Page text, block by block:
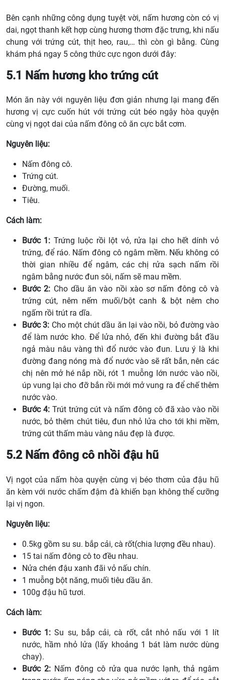
Bên cạnh những công dụng tuyệt vời, nấm hương còn có vị
dai, ngọt thanh kết hợp cùng hương thơm đặc trưng, khi nấu
chung với trứng cút, thịt heo, rau,… thì còn gì bằng. Cùng
khám phá ngay 5 công thức cực ngon dưới đây:
5.1 Nấm hương kho trứng cút
Món ăn này với nguyên liệu đơn giản nhưng lại mang đến
hương vị cực cuốn hút với trứng cút béo ngậy hòa quyện
cùng vị ngọt dai của nấm đông cô ăn cực bắt cơm.
Nguyên liệu:
Nấm đông cô.
Trứng cút.
Đường, muối.
Tiêu.
Cách làm:
Bước 1: Trứng luộc rồi lột vỏ, rửa lại cho hết dính vỏ
trứng, để ráo. Nấm đông cô ngâm mềm. Nếu không có
thời gian nhiều để ngâm, các chị rửa sạch nấm rồi
ngâm bằng nước đun sôi, nấm sẽ mau mềm.
Bước 2: Cho dầu ăn vào nồi xào sơ nấm đông cô và
trứng cút, nêm nếm muối/bột canh & bột nêm cho
ngấm rồi trút ra dĩa.
Bước 3: Cho một chút dầu ăn lại vào nồi, bỏ đường vào
để làm nước kho. Để lửa nhỏ, đến khi đường bắt đầu
ngả màu nâu vàng thì đổ nước vào đun. Lưu ý là khi
đường đang nóng mà đổ nước vào sẽ rất bắn, nên các
chị nên mở hé nắp nồi, rót 1 muỗng lớn nước vào nồi,
úp vung lại cho đỡ bắn rồi mới mở vung ra để chế thêm
nước vào.
Bước 4: Trút trứng cút và nấm đông cô đã xào vào nồi
nước, bỏ thêm chút tiêu, đun nhỏ lửa cho tới khi mềm,
trứng cút thấm màu vàng nâu đẹp là được.
5.2 Nấm đông cô nhồi đậu hũ
Vị ngọt của nấm hòa quyện cùng vị béo thơm của đậu hũ
ăn kèm với nước chấm đậm đà khiến bạn không thể cưỡng
lại vị ngon.
Nguyên liệu:
0.5kg gồm su su. bắp cải, cà rốt(chia lượng đều nhau).
15 tai nấm đông cô to đều nhau.
Nửa chén đậu xanh đãi vỏ nấu chín.
1 muỗng bột năng, muối tiêu dầu ăn.
100g đậu hũ tươi.
Cách làm:
Bước 1:Su su, bắp cải, cà rốt, cắt nhỏ nấu với 1 lít
nước, hầm nhỏ lửa (lấy khoảng 1 bát làm nước dùng
chay).
Bước 2: Nấm đông cô rửa qua nước lạnh, thả ngâm